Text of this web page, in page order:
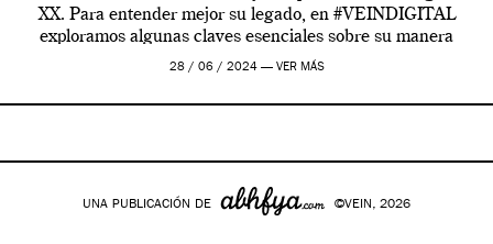
XX. Para entender mejor su legado, en #VEINDIGITAL
exploramos algunas claves esenciales sobre su manera
de entender la vida, el cine y el arte contemporáneo.
28 / 06 / 2024 — VER MÁS
UNA PUBLICACIÓN DE ©VEIN, 2026